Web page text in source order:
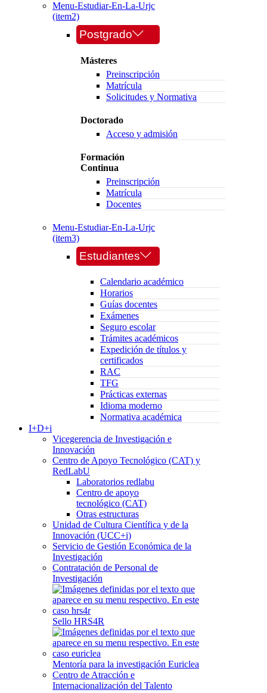
Menu-Estudiar-En-La-Urjc
(item2)
Postgrado
Másteres
Preinscripción
Matrícula
Solicitudes y Normativa
Doctorado
Acceso y admisión
Formación
Continua
Preinscripción
Matrícula
Docentes
Menu-Estudiar-En-La-Urjc
(item3)
Estudiantes
Calendario académico
Horarios
Guías docentes
Exámenes
Seguro escolar
Trámites académicos
Expedición de títulos y
certificados
RAC
TFG
Prácticas externas
Idioma moderno
Normativa académica
I+D+i
Vicegerencia de Investigación e
Innovación
Centro de Apoyo Tecnológico (CAT) y
RedLabU
Laboratorios redlabu
Centro de apoyo
tecnológico (CAT)
Otras estructuras
Unidad de Cultura Científica y de la
Innovación (UCC+i)
Servicio de Gestión Económica de la
Investigación
Contratación de Personal de
Investigación
Sello HRS4R
Mentoría para la investigación Euriclea
Centro de Atracción e
Internacionalización del Talento